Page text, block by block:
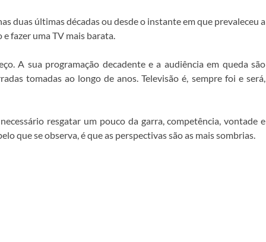
duas últimas décadas ou desde o instante em que prevaleceu a
fazer uma TV mais barata.
A sua programação decadente e a audiência em queda são
tomadas ao longo de anos. Televisão é, sempre foi e será,
resgatar um pouco da garra, competência, vontade e
que se observa, é que as perspectivas são as mais sombrias.